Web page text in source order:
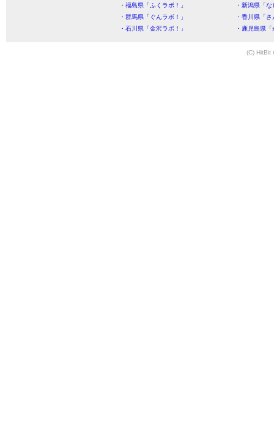
・福島県「ふくラボ！」
・新潟県「
・群馬県「ぐんラボ！」
・香川県「
・石川県「金沢ラボ！」
・鹿児島県
(C) HitBit